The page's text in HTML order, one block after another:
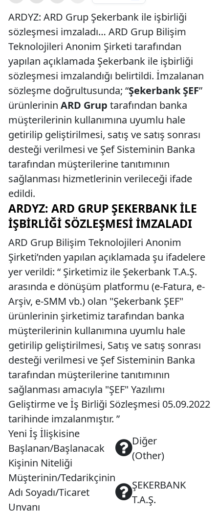
ARDYZ: ARD Grup Şekerbank ile işbirliği
sözleşmesi imzaladı… ARD Grup Bilişim
Teknolojileri Anonim Şirketi tarafından
yapılan açıklamada Şekerbank ile işbirliği
sözleşmesi imzalandığı belirtildi. İmzalanan
sözleşme doğrultusunda; “Şekerbank ŞEF”
ürünlerinin ARD Grup tarafından banka
müşterilerinin kullanımına uyumlu hale
getirilip geliştirilmesi, satış ve satış sonrası
desteği verilmesi ve Şef Sisteminin Banka
tarafından müşterilerine tanıtımının
sağlanması hizmetlerinin verileceği ifade
edildi.
ARDYZ: ARD GRUP ŞEKERBANK İLE
İŞBIRLIĞI SÖZLEŞMESI İMZALADI
ARD Grup Bilişim Teknolojileri Anonim
Şirketi’nden yapılan açıklamada şu ifadelere
yer verildi: “ Şirketimiz ile Şekerbank T.A.Ş.
arasında e dönüşüm platformu (e-Fatura, e-
Arşiv, e-SMM vb.) olan "Şekerbank ŞEF"
ürünlerinin şirketimiz tarafından banka
müşterilerinin kullanımına uyumlu hale
getirilip geliştirilmesi, Satış ve satış sonrası
desteği verilmesi ve Şef Sisteminin Banka
tarafından müşterilerine tanıtımının
sağlanması amacıyla "ŞEF" Yazılımı
Geliştirme ve İş Birliği Sözleşmesi 05.09.2022
tarihinde imzalanmıştır. ”
Yeni İş İlişkisine
Başlanan/Başlanacak
Kişinin Niteliği
Diğer
(Other)
Müşterinin/Tedarikçinin
Adı Soyadı/Ticaret
Unvanı
ŞEKERBANK
T.A.Ş.